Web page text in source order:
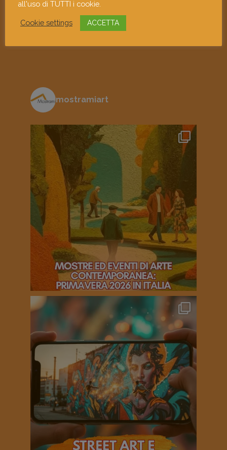
Ho letto e accetto l'informativa sulla
mostramiart
all'uso di TUTTI i cookie.
Cookie settings ACCETTA